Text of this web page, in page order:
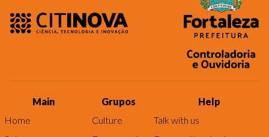
Main
Home
Grupos
Culture
Help
Talk with us